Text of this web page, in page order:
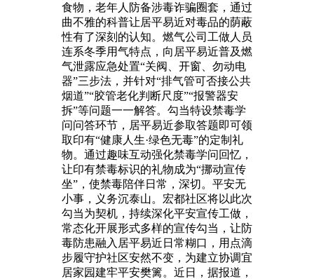
食物，老年人防备涉毒诈骗圈套，通过
曲不雅的科普让居平易近对毒品的荫蔽
性有了深刻的认知。燃气公司工做人员
连系冬季用气特点，向居平易近普及燃
气泄露应急处置“关阀、开窗、勿动电
器”三步法，并针对“排气管可否接公共
烟道”“胶管老化判断尺度”“报警器安
拆”等问题一一解答。勾当特设禁毒学
问问答环节，居平易近参取答题即可领
取印有“健康人生·绿色无毒”的定制礼
物。通过趣味互动强化禁毒学问回忆，
让印有禁毒标识的礼物成为“挪动宣传
坐”，使禁毒陪伴日常，深切。平安无
小事，义务沉泰山。宏都社区将以此次
勾当为契机，持续深化平安宣传工做，
常态化开展形式多样的宣传勾当，让防
毒防患融入居平易近日常糊口，用点滴
步履守护社区安然不变，为建立协调宜
居家园建牢平安樊篱。近日，据报道，